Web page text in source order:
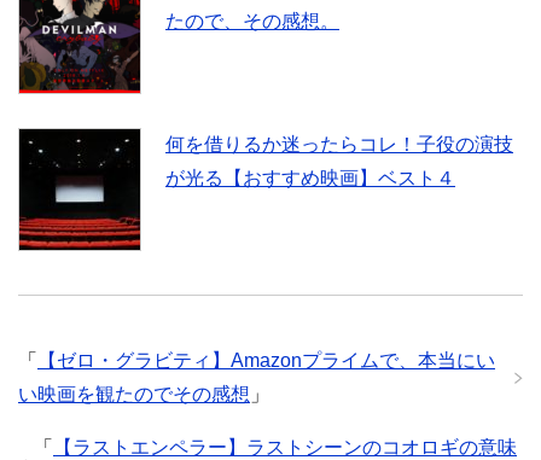
たので、その感想。
何を借りるか迷ったらコレ！子役の演技
が光る【おすすめ映画】ベスト４
「
【ゼロ・グラビティ】Amazonプライムで、本当にい
い映画を観たのでその感想 」
「
【ラストエンペラー】ラストシーンのコオロギの意味